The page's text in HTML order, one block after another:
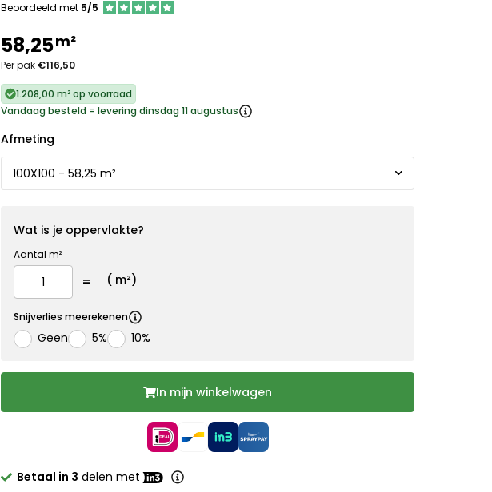
Beoordeeld met 5/5
58,25m²
Per pak €116,50
1.208,00 m² op voorraad
Vandaag besteld = levering dinsdag 11 augustus
Afmeting
Wat is je oppervlakte?
Aantal m²
( m²)
Snijverlies meerekenen
Geen 5% 10%
In mijn winkelwagen
Betaal in 3 delen met